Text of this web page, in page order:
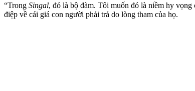
“Trong Singal, đó là bộ đàm. Tôi muốn đó là niềm hy
điệp về cái giá con người phải trả do lòng tham của họ.